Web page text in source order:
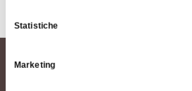
Statistiche
Marketing
diametro e uno spessore
Piccoli e versatili, gli imbutini
raccogliere e gustare qualsiasi